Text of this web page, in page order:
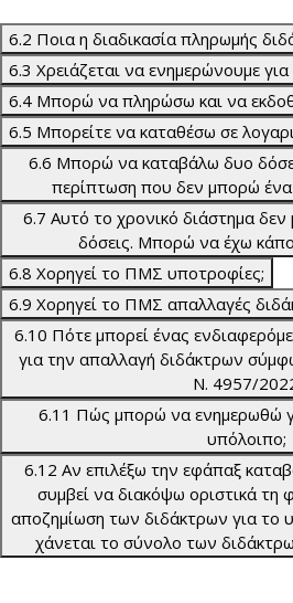
6.2 Ποια η διαδικασία πληρωμής
6.3 Χρειάζεται να ενημερώνουμε
6.4 Μπορώ να πληρώσω και να
6.5 Μπορείτε να καταθέσω σε
6.6 Μπορώ να καταβάλω δυο
περίπτωση που δεν μπορώ
6.7 Αυτό το χρονικό διάστημα
δόσεις. Μπορώ να έχω
6.8 Χορηγεί το ΠΜΣ υποτροφίες;
6.9 Χορηγεί το ΠΜΣ απαλλαγές
6.10 Πότε μπορεί ένας
για την απαλλαγή διδάκτρων
Ν. 4957/
6.11 Πώς μπορώ να ενημερωθώ
υπόλοιπο;
6.12 Αν επιλέξω την εφάπαξ
συμβεί να διακόψω οριστικά τη
αποζημίωση των διδάκτρων για το
χάνεται το σύνολο των